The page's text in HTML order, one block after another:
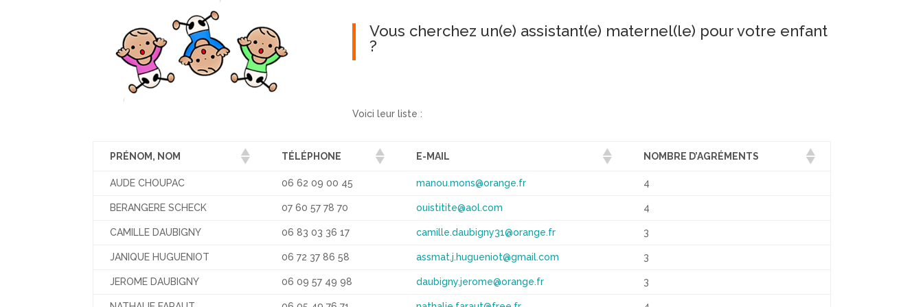
Vous cherchez un(e) assistant(e) maternel(le) pour votre enfant
?
Voici leur liste :
PRÉNOM, NOM TÉLÉPHONE E-MAIL NOMBRE D’AGRÉMENTS
AUDE CHOUPAC 06 62 09 00 45 manou.mons@orange.fr 4
BERANGERE SCHECK 07 60 57 78 70 ouistitite@aol.com 4
CAMILLE DAUBIGNY 06 83 03 36 17 camille.daubigny31@orange.fr 3
JANIQUE HUGUENIOT 06 72 37 86 58 assmat.j.hugueniot@gmail.com 3
JEROME DAUBIGNY 06 09 57 49 98 daubigny.jerome@orange.fr 3